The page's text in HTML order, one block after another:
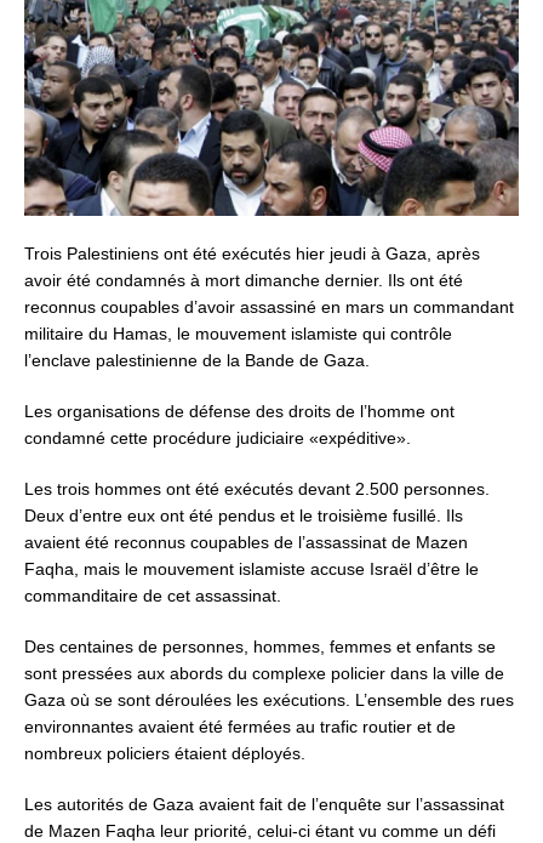
Trois Palestiniens ont été exécutés hier jeudi à Gaza, après
avoir été condamnés à mort dimanche dernier. Ils ont été
reconnus coupables d’avoir assassiné en mars un commandant
militaire du Hamas, le mouvement islamiste qui contrôle
l’enclave palestinienne de la Bande de Gaza.
Les organisations de défense des droits de l’homme ont
condamné cette procédure judiciaire «expéditive».
Les trois hommes ont été exécutés devant 2.500 personnes.
Deux d’entre eux ont été pendus et le troisième fusillé. Ils
avaient été reconnus coupables de l’assassinat de Mazen
Faqha, mais le mouvement islamiste accuse Israël d’être le
commanditaire de cet assassinat.
Des centaines de personnes, hommes, femmes et enfants se
sont pressées aux abords du complexe policier dans la ville de
Gaza où se sont déroulées les exécutions. L’ensemble des rues
environnantes avaient été fermées au trafic routier et de
nombreux policiers étaient déployés.
Les autorités de Gaza avaient fait de l’enquête sur l’assassinat
de Mazen Faqha leur priorité, celui-ci étant vu comme un défi